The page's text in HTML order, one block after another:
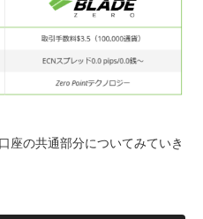
座の共通部分についてみていき